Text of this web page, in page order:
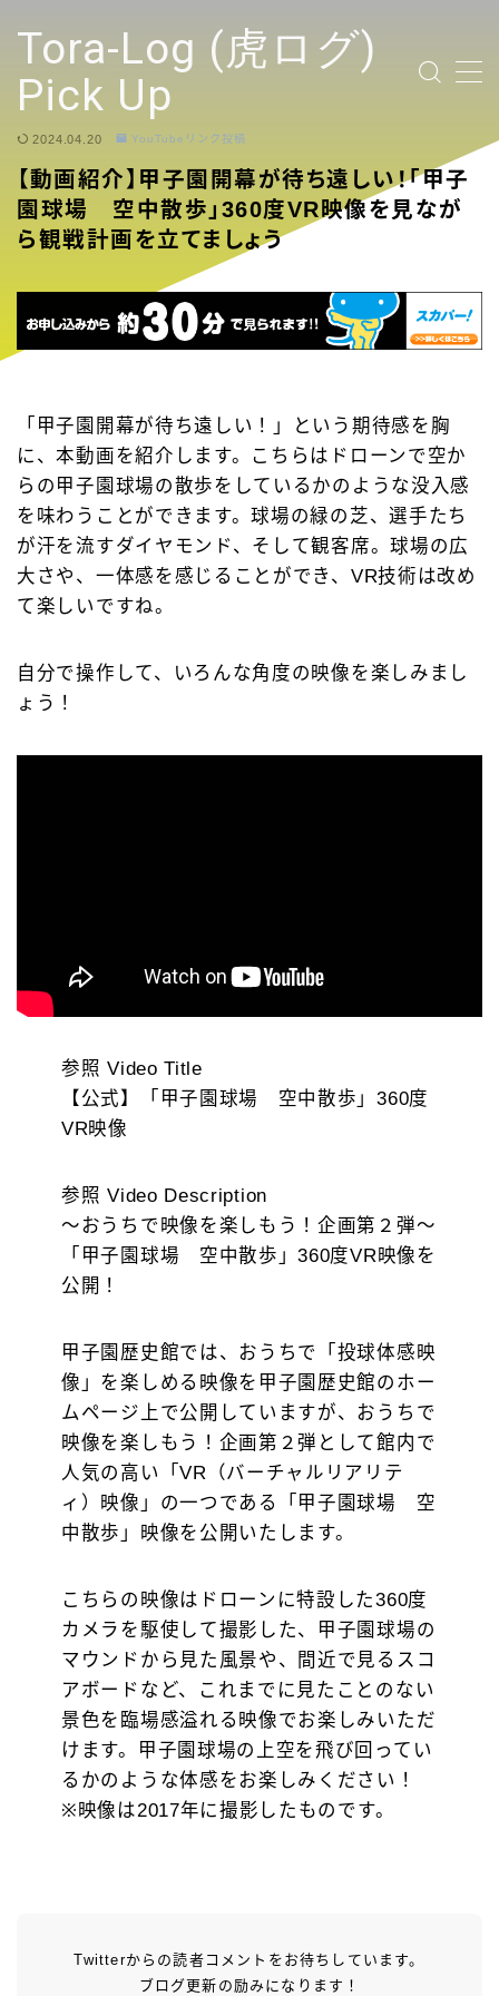
Tora-Log (虎ログ)
Pick Up
TOP PAGE
2024 Tigers Ticket
YouTubeリンク投稿
試合ハイライト
2024.04.20 YouTubeリンク投稿
【動画紹介】甲子園開幕が待ち遠しい！「甲子
園球場 空中散歩」360度VR映像を見なが
ら観戦計画を立てましょう
「甲子園開幕が待ち遠しい！」という期待感を胸
に、本動画を紹介します。こちらはドローンで空か
らの甲子園球場の散歩をしているかのような没入感
を味わうことができます。球場の緑の芝、選手たち
が汗を流すダイヤモンド、そして観客席。球場の広
大さや、一体感を感じることができ、VR技術は改め
て楽しいですね。
自分で操作して、いろんな角度の映像を楽しみまし
ょう！
参照 Video Title
【公式】「甲子園球場 空中散歩」360度
VR映像
参照 Video Description
～おうちで映像を楽しもう！企画第２弾～
「甲子園球場 空中散歩」360度VR映像を
公開！
甲子園歴史館では、おうちで「投球体感映
像」を楽しめる映像を甲子園歴史館のホー
ムページ上で公開していますが、おうちで
映像を楽しもう！企画第２弾として館内で
人気の高い「VR（バーチャルリアリテ
ィ）映像」の一つである「甲子園球場 空
中散歩」映像を公開いたします。
こちらの映像はドローンに特設した360度
カメラを駆使して撮影した、甲子園球場の
マウンドから見た風景や、間近で見るスコ
アボードなど、これまでに見たことのない
景色を臨場感溢れる映像でお楽しみいただ
けます。甲子園球場の上空を飛び回ってい
るかのような体感をお楽しみください！
※映像は2017年に撮影したものです。
Twitterからの読者コメントをお待ちしています。
ブログ更新の励みになります！